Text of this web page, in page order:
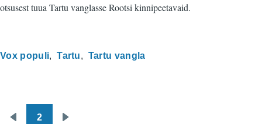
otsusest tuua Tartu vanglasse Rootsi kinnipeetavaid.
Vox populi Tartu Tartu vangla
2